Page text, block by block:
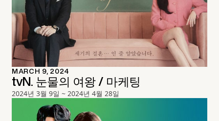
MARCH 9, 2024
tvN. 눈물의 여왕 / 마케팅
2024년 3월 9일 ~ 2024년 4월 28일